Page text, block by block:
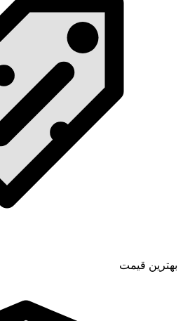
بهترین قیمت